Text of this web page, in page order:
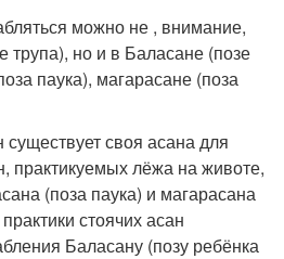
можно не , внимание,
трупа), но и в Баласане (позе
паука), магарасане (поза
своя асана для
практикуемых лёжа на животе,
(поза паука) и магарасана
стоячих асан
Баласану (позу ребёнка